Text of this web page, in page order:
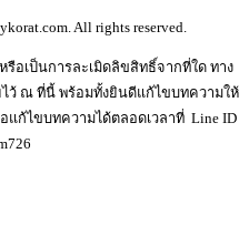
All rights reserved.
อเป็นการละเมิดลิขสิทธิ์จากที่ใด ทาง
ว้ ณ ที่นี้ พร้อมทั้งยินดีแก้ไขบทความให้
แก้ไขบทความได้ตลอดเวลาที่ Line ID